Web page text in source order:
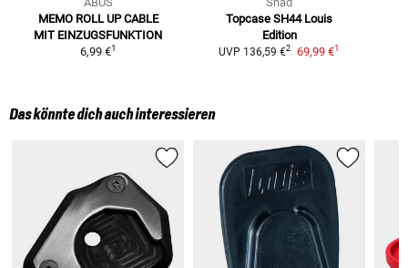
MEMO ROLL UP CABLE
MIT EINZUGSFUNKTION
6,99 €1
Topcase SH44 Louis
Edition
UVP 136,59 €2 69,99 €1
Das könnte dich auch interessieren